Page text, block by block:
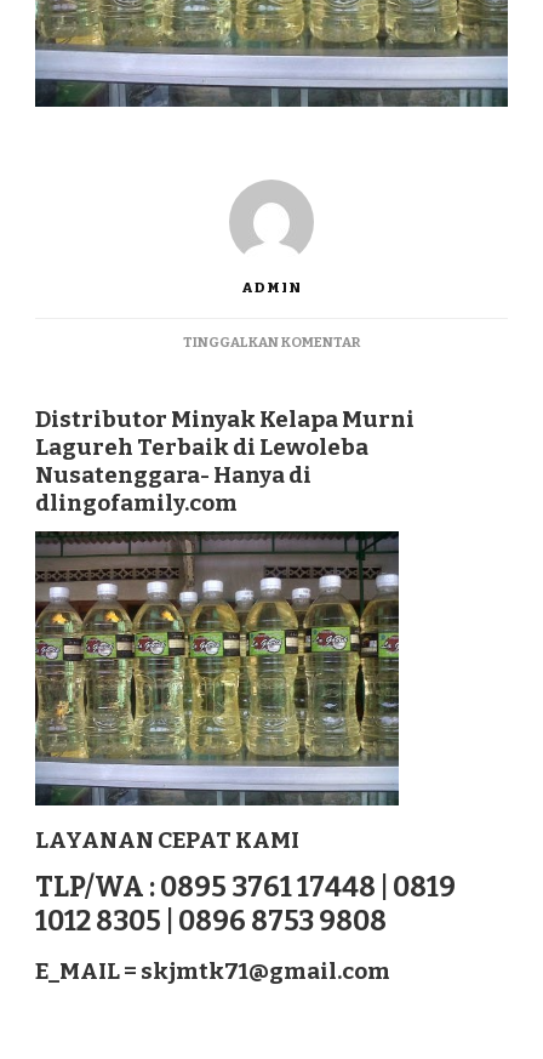
ADMIN
TINGGALKAN KOMENTARPADA
KELAPA
MURNI
LAGUREH
NUSATENGGARA
Distributor Minyak Kelapa Murni
Lagureh Terbaik di Lewoleba
Nusatenggara- Hanya di
dlingofamily.com
LAYANAN CEPAT KAMI
TLP/WA : 0895 3761 17448 | 0819
1012 8305 | 0896 8753 9808
E_MAIL = skjmtk71@gmail.com